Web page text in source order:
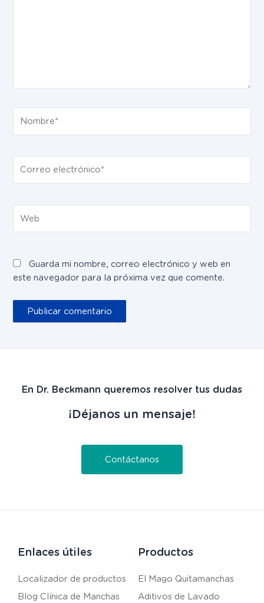
electrónico*
Guarda mi nombre, correo electrónico y web en
este navegador para la próxima vez que comente.
En Dr. Beckmann queremos resolver tus dudas
¡Déjanos un mensaje!
Contáctanos
Enlaces útiles
Localizador de productos
Blog Clínica de Manchas
Productos
El Mago Quitamanchas
Aditivos de Lavado